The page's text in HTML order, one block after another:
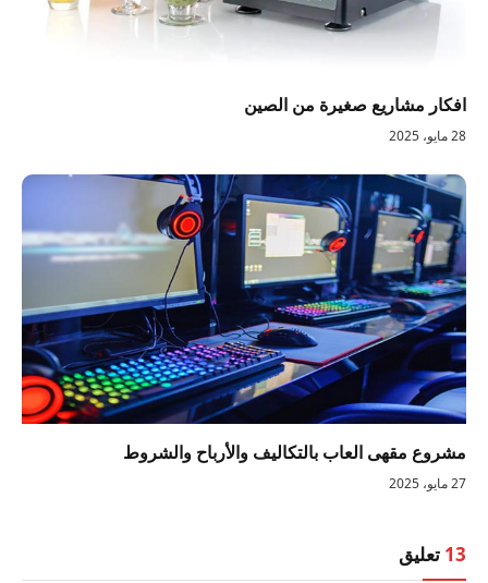
افكار مشاريع صغيرة من الصين
28 مايو، 2025
مشروع مقهى العاب بالتكاليف والأرباح والشروط
27 مايو، 2025
13 تعليق